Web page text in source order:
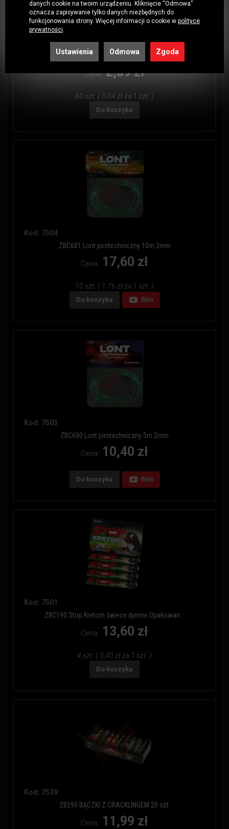
Kod: 7497
ZBK0201 Piccolo Pirat ZomBum F3 w opakow...
Cena:2,39 zł
60 szt. ( 0,04 zł za 1 szt. )
Do koszyka
Kod: 7504
ZBC601 Lont pirotechniczny 10m 2mm
Cena: 17,60 zł
10 szt. ( 1,76 zł za 1 szt. )
Do koszyka film
Kod: 7503
ZBC600 Lont pirotechniczny 5m 2mm
Cena: 10,40 zł
Do koszyka film
Kod: 7501
ZBC190 Stop Kretom świece dymne Opakowan...
Cena: 13,60 zł
4 szt. ( 3,40 zł za 1 szt. )
Do koszyka
Kod: 7539
ZB290 BĄCZKI Z CRACKLINGEM 20 szt.
Cena: 11,99 zł
danych cookie na twoim urządzeniu. Kliknięcie “Odmowa”
oznacza zapisywanie tylko danych niezbędnych do
funkcjonowania strony. Więcej informacji o cookie w polityce
prywatności.
Ustawienia Odmowa Zgoda